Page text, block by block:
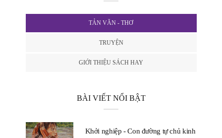
TẢN VĂN - THƠ
TRUYỆN
GIỚI THIỆU SÁCH HAY
BÀI VIẾT NỔI BẬT
Khởi nghiệp - Con đường tự chủ kinh